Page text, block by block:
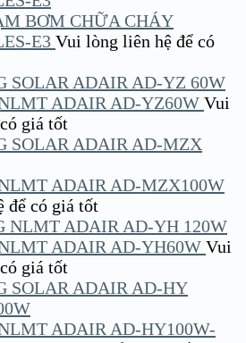
BƠM CHỮA CHÁY
E3 Vui lòng liên hệ để có
ADAIR AD-YZ60W Vui
giá tốt
ADAIR AD-MZX100W
để có giá tốt
ADAIR AD-YH60W Vui
giá tốt
ADAIR AD-HY100W-